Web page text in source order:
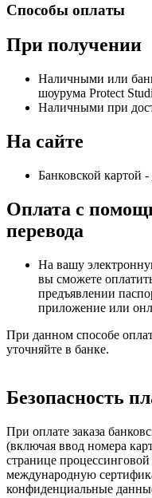
Способы оплаты
При получении
Наличными или
шоурума Protect
Наличными при
На сайте
Банковской картой -
Оплата с
перевода
На вашу
вы сможете
предъявлении
приложение или
При данном способе
уточняйте в банке.
Безопасность
При оплате заказа
(включая ввод номера
странице
международную
конфиденциальные